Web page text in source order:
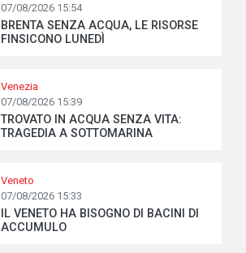
07/08/2026 15:54
BRENTA SENZA ACQUA, LE RISORSE
FINSICONO LUNEDÌ
Venezia
07/08/2026 15:39
TROVATO IN ACQUA SENZA VITA:
TRAGEDIA A SOTTOMARINA
Veneto
07/08/2026 15:33
IL VENETO HA BISOGNO DI BACINI DI
ACCUMULO